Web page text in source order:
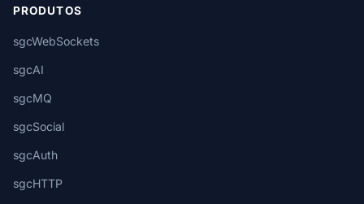
PRODUTOS
sgcWebSockets
sgcAI
sgcMQ
sgcSocial
sgcAuth
sgcHTTP